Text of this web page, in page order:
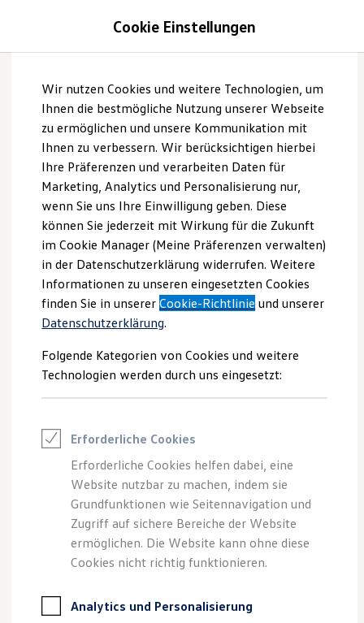
Hauptinhalt
springen
Footer
springen
Modelle und Konfigurator
Konfigurator
Modelle vergleichen
Elektroautos
ENERGY Sondermodelle
Nutzfahrzeuge
SUV und CUV
Familienautos
Kombis
Kompaktwagen
Sportwagen
Schnell verfügbare Fahrzeuge
Angebote und Produkte
Aktuelle Angebote
E-Auto-Förderung
Volkswagen Marktplatz
Die ENERGY Sondermodelle
Junge Gebrauchtwagen und Gebrauchtwagen
Volkswagen Zertifizierte Gebrauchtwagen
Elektromobilität bei Gebrauchtwagen
Saisonangebote
Reifenpakete
Leasing
Leasing-Angebote
Elektroauto Leasing
Kleinwagen-Leasing
Leasing ohne Anzahlung
Finanzierung
Autokredit mit Schlussrate
Versicherungen und Garantien
Kfz-Versicherung
Restschuldversicherungen
Garantien
Professional Class bei Volkswagen
Information
Bei den Anhängevorrichtungen von
Zubehör
kommen Kugelkopfkupplungen zum Einsatz. Dabei wird die
Kugel der Kupplung mit dem Gegenstück am Anhänger – der
sogenannten Kugelpfanne – verbunden. Wir erklären Ihnen am
Beispiel des häufig eingesetzten Tiefladers Schritt für Schritt, wie
das funktioniert.
Stellen Sie sicher, dass sich der Anhänger auf ebenem Terrain
befindet und durch Unterlegkeile und gezogener Handbremse
gegen Wegrollen gesichert ist.
Cookie Einstellungen
Wir nutzen Cookies und weitere Technologien, um
Ihnen die bestmögliche Nutzung unserer Webseite
zu ermöglichen und unsere Kommunikation mit
Ihnen zu verbessern. Wir berücksichtigen hierbei
Ihre Präferenzen und verarbeiten Daten für
Marketing, Analytics und Personalisierung nur,
wenn Sie uns Ihre Einwilligung geben. Diese
können Sie jederzeit mit Wirkung für die Zukunft
im Cookie Manager (Meine Präferenzen verwalten)
in der Datenschutzerklärung widerrufen. Weitere
Informationen zu unseren eingesetzten Cookies
finden Sie in unsererCookie-Richtlinie und unserer
Datenschutzerklärung.
Folgende Kategorien von Cookies und weitere
Technologien werden durch uns eingesetzt:
Erforderliche Cookies
Erforderliche Cookies helfen dabei, eine
Website nutzbar zu machen, indem sie
Grundfunktionen wie Seitennavigation und
Zugriff auf sichere Bereiche der Website
ermöglichen. Die Website kann ohne diese
Cookies nicht richtig funktionieren.
Analytics und Personalisierung